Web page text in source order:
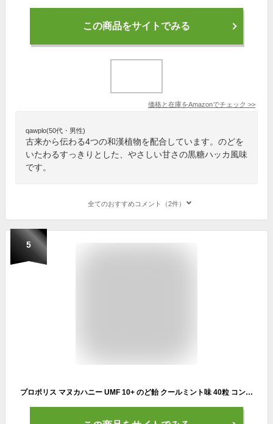
この商品をサイトでみる
価格と在庫をAmazonでチェック >>
qawplo(50代・男性)
古来から伝わる4つの和漢植物を配合しています。のどを
いたわるすっきりとした、やさしい甘さの黒糖ハッカ風味
です。
全てのおすすめコメント（2件）
5
プロポリス マヌカハニー UMF 10+ のど飴 クールミント味 40粒 コンビタ[ニュージーランド キャンディ ロゼンジ ドロップ] 個包装 携帯用 喉ケア グルメ ギフト